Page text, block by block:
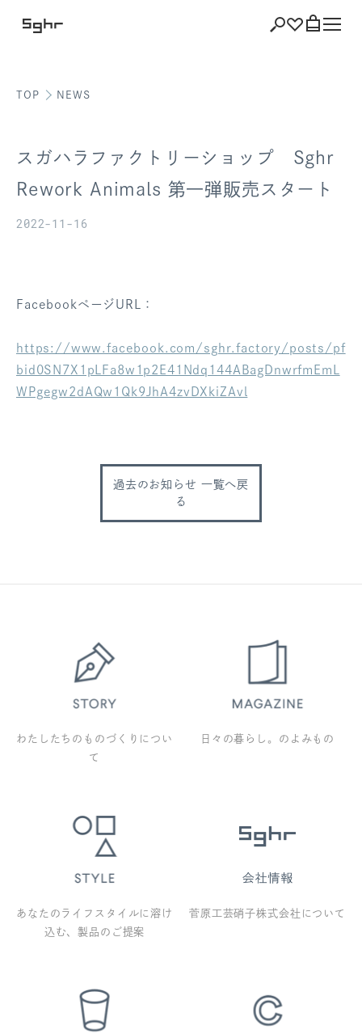
ショッピング バッグを見る
お気に入り
ログアウト
TOP NEWS
スガハラファクトリーショップ Sghr
Rework Animals 第一弾販売スタート
2022-11-16
FacebookページURL：
https://www.facebook.com/sghr.factory/posts/pf
bid0SN7X1pLFa8w1p2E41Ndq144ABagDnwrfmEmL
WPgegw2dAQw1Qk9JhA4zvDXkiZAvl
過去のお知らせ 一覧へ戻
る
わたしたちのものづくりについ
て
日々の暮らし。のよみもの
あなたのライフスタイルに溶け
込む、製品のご提案
菅原工芸硝子株式会社について